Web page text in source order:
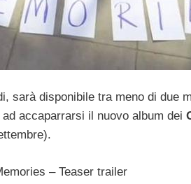
sarà disponibile tra meno di due
accaparrarsi il nuovo album dei
– Teaser trailer